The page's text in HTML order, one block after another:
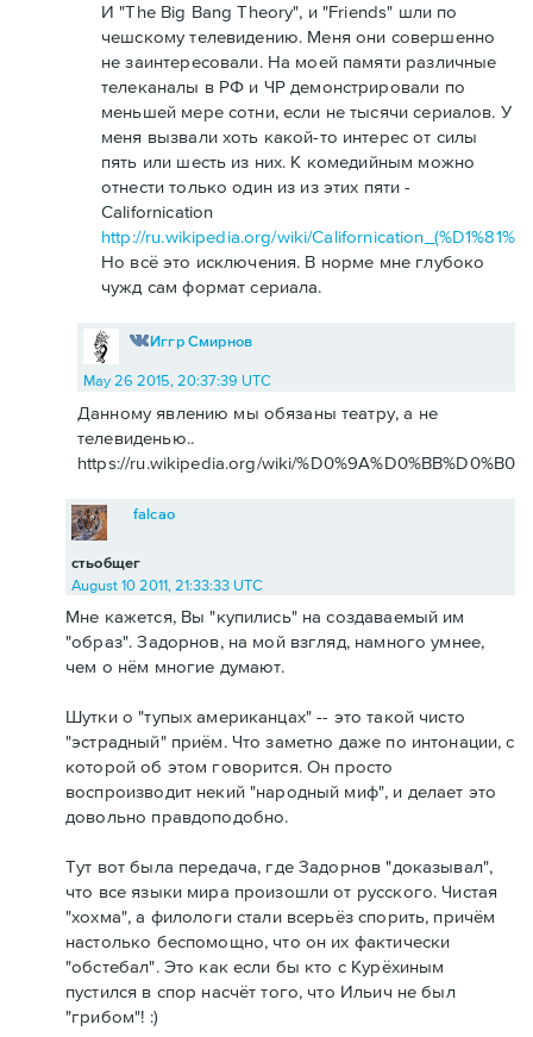
И "The Big Bang Theory", и "Friends" шли по
чешскому телевидению. Меня они совершенно
не заинтересовали. На моей памяти различные
телеканалы в РФ и ЧР демонстрировали по
меньшей мере сотни, если не тысячи сериалов. У
меня вызвали хоть какой-то интерес от силы
пять или шесть из них. К комедийным можно
отнести только один из из этих пяти -
Californication
http://ru.wikipedia.org/wiki/
Но всё это исключения. В норме мне глубоко
чужд сам формат сериала.
Иггр Смирнов
May 26 2015, 20:37:39 UTC
Данному явлению мы обязаны театру, а не
телевиденью..
https://ru.wikipedia.org/wiki/
стьобщег
falcao
August 10 2011, 21:33:33 UTC
Мне кажется, Вы "купились" на создаваемый им
"образ". Задорнов, на мой взгляд, намного умнее,
чем о нём многие думают.
Шутки о "тупых американцах" -- это такой чисто
"эстрадный" приём. Что заметно даже по интонации, с
которой об этом говорится. Он просто
воспроизводит некий "народный миф", и делает это
довольно правдоподобно.
Тут вот была передача, где Задорнов "доказывал",
что все языки мира произошли от русского. Чистая
"хохма", а филологи стали всерьёз спорить, причём
настолько беспомощно, что он их фактически
"обстебал". Это как если бы кто с Курёхиным
пустился в спор насчёт того, что Ильич не был
"грибом"! :)